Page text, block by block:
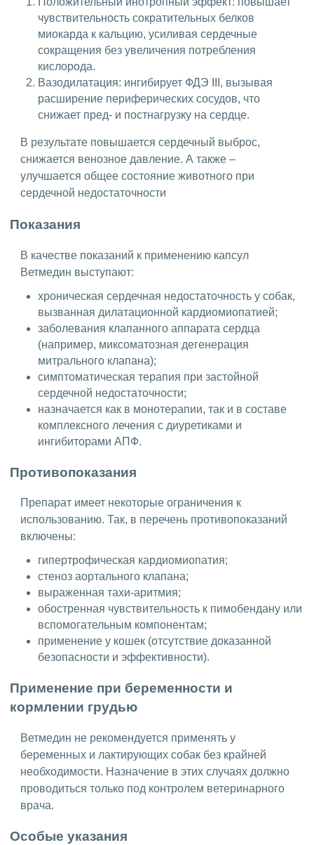
чувствительность сократительных белков
миокарда к кальцию, усиливая сердечные
сокращения без увеличения потребления
кислорода.
Вазодилатация: ингибирует ФДЭ III, вызывая
расширение периферических сосудов, что
снижает пред- и постнагрузку на сердце.
В результате повышается сердечный выброс,
снижается венозное давление. А также –
улучшается общее состояние животного при
сердечной недостаточности
Показания
В качестве показаний к применению капсул
Ветмедин выступают:
хроническая сердечная недостаточность у собак,
вызванная дилатационной кардиомиопатией;
заболевания клапанного аппарата сердца
(например, миксоматозная дегенерация
митрального клапана);
симптоматическая терапия при застойной
сердечной недостаточности;
назначается как в монотерапии, так и в составе
комплексного лечения с диуретиками и
ингибиторами АПФ.
Противопоказания
Препарат имеет некоторые ограничения к
использованию. Так, в перечень противопоказаний
включены:
гипертрофическая кардиомиопатия;
стеноз аортального клапана;
выраженная тахи-аритмия;
обостренная чувствительность к пимобендану или
вспомогательным компонентам;
применение у кошек (отсутствие доказанной
безопасности и эффективности).
Применение при беременности и
кормлении грудью
Ветмедин не рекомендуется применять у
беременных и лактирующих собак без крайней
необходимости. Назначение в этих случаях должно
проводиться только под контролем ветеринарного
врача.
Особые указания